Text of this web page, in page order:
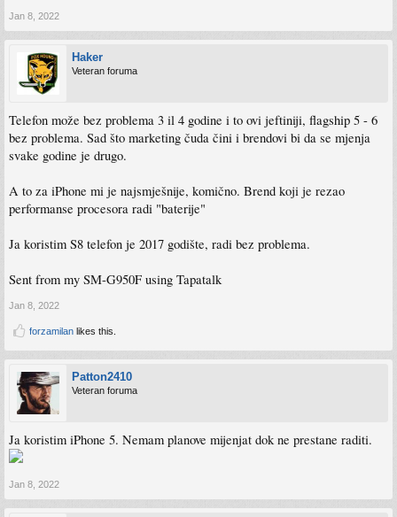
Jan 8, 2022
Haker
Veteran foruma
Telefon može bez problema 3 il 4 godine i to ovi jeftiniji, flagship 5 - 6
bez problema. Sad što marketing čuda čini i brendovi bi da se mjenja
svake godine je drugo.
A to za iPhone mi je najsmješnije, komično. Brend koji je rezao
performanse procesora radi "baterije"
Ja koristim S8 telefon je 2017 godište, radi bez problema.
Sent from my SM-G950F using Tapatalk
Jan 8, 2022
forzamilan likes this.
Patton2410
Veteran foruma
Ja koristim iPhone 5. Nemam planove mijenjat dok ne prestane raditi.
Jan 8, 2022